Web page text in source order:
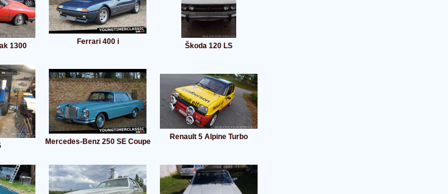
1300 Ferrari 400 i Škoda 120 LS
Mercedes-Benz 250 SE Coupe
Renault 5 Alpine Turbo